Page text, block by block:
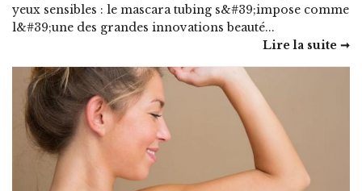
yeux sensibles : le mascara tubing s&#39;impose comme
l&#39;une des grandes innovations beauté...
Lire la suite ➞